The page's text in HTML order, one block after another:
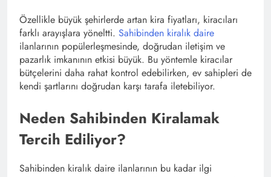
Özellikle büyük şehirlerde artan kira fiyatları, kiracıları
farklı arayışlara yöneltti. Sahibinden kiralık daire
ilanlarının popülerleşmesinde, doğrudan iletişim ve
pazarlık imkanının etkisi büyük. Bu yöntemle kiracılar
bütçelerini daha rahat kontrol edebilirken, ev sahipleri de
kendi şartlarını doğrudan karşı tarafa iletebiliyor.
Neden Sahibinden Kiralamak
Tercih Ediliyor?
Sahibinden kiralık daire ilanlarının bu kadar ilgi